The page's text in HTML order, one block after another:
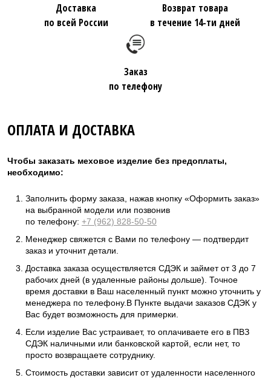
Доставка
по всей России
Возврат товара
в течение 14-ти дней
Заказ
по телефону
ОПЛАТА И ДОСТАВКА
Чтобы заказать меховое изделие без предоплаты,
необходимо:
Заполнить форму заказа, нажав кнопку «Оформить заказ»
на выбранной модели или позвонив
по телефону: +7 (962) 828-50-50
Менеджер свяжется с Вами по телефону — подтвердит
заказ и уточнит детали.
Доставка заказа осуществляется СДЭК и займет от 3 до 7
рабочих дней (в удаленные районы дольше). Точное
время доставки в Ваш населенный пункт можно уточнить у
менеджера по телефону.В Пункте выдачи заказов СДЭК у
Вас будет возможность для примерки.
Если изделие Вас устраивает, то оплачиваете его в ПВЗ
СДЭК наличными или банковской картой, если нет, то
просто возвращаете сотруднику.
Стоимость доставки зависит от удаленности населенного